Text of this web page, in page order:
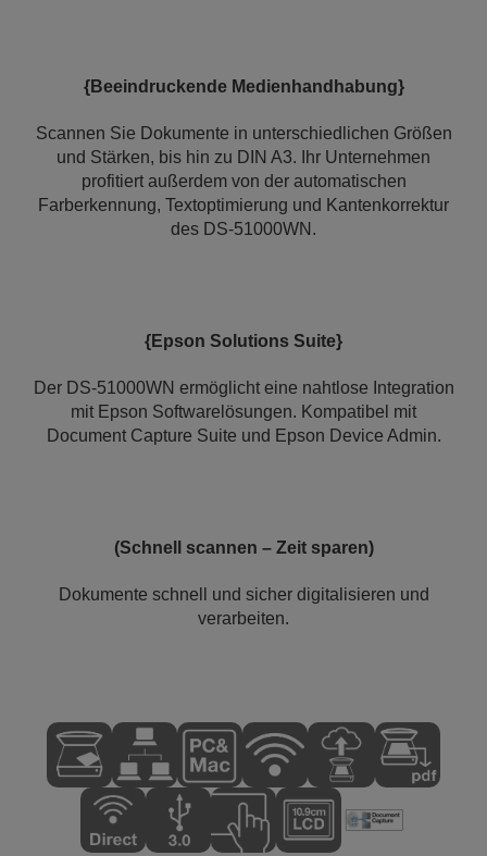
{Beeindruckende Medienhandhabung}
Scannen Sie Dokumente in unterschiedlichen Größen
und Stärken, bis hin zu DIN A3. Ihr Unternehmen
profitiert außerdem von der automatischen
Farberkennung, Textoptimierung und Kantenkorrektur
des DS-51000WN.
{Epson Solutions Suite}
Der DS-51000WN ermöglicht eine nahtlose Integration
mit Epson Softwarelösungen. Kompatibel mit
Document Capture Suite und Epson Device Admin.
(Schnell scannen – Zeit sparen)
Dokumente schnell und sicher digitalisieren und
verarbeiten.